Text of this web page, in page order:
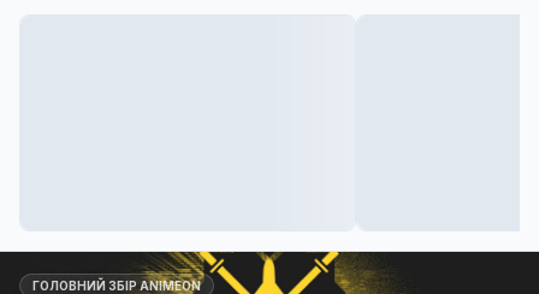
ГОЛОВНИЙ ЗБІР ANIMEON